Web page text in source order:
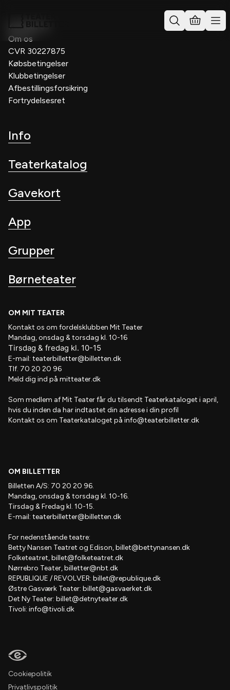
Kontakt os
Om os
CVR 30227875
Købsbetingelser
Klubbetingelser
Afbestillingsforsikring
Fortrydelsesret
Info
Teaterkatalog
Gavekort
App
Grupper
Børneteater
OM MIT TEATER
Kontakt os om fordelsklubben Mit Teater
Mandag, onsdag & torsdag kl. 10-16
Tirsdag & fredag kl. 10-15
E-mail: teaterbilletter@billetten.dk
Tlf. 70 20 20 96
Meld dig ind på mitteater.dk
Som medlem afMit Teaterfår du tilsendt Teaterkataloget i april,
hvis du inden da har indtastet din adresse i din profil
Kontakt os om Teaterkataloget på info@teaterbilletter.dk
OM BILLETTER
Billetten A/S: 70 20 20 96.
Mandag, onsdag & torsdag kl. 10-16.
Tirsdag & Fredag kl. 10-15.
E-mail: teaterbilletter@billetten.dk
For nedenstående teatre:
Betty Nansen Teatret og Edison,billet@bettynansen.dk
Folketeatret,billet@folketeatret.dk
Nørrebro Teater,billetter@nbt.dk
REPUBLIQUE / REVOLVER: billet@republique.dk
Østre Gasværk Teater: billet@gasvaerket.dk
Det Ny Teater: billet@detnyteater.dk
Tivoli: info@tivoli.dk
Cookiepolitik
Privatlivspolitik